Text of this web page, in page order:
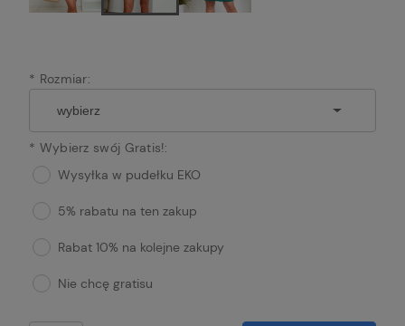
* Rozmiar:
* Wybierz swój Gratis!:
Wysyłka w pudełku EKO
5% rabatu na ten zakup
Rabat 10% na kolejne zakupy
Nie chcę gratisu